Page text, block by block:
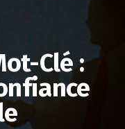
Clé :